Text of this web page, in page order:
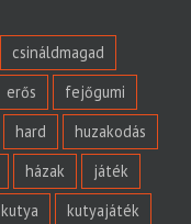
csináldmagad
erős
fejőgumi
hard
huzakodás
házak
játék
kutya
kutyajáték